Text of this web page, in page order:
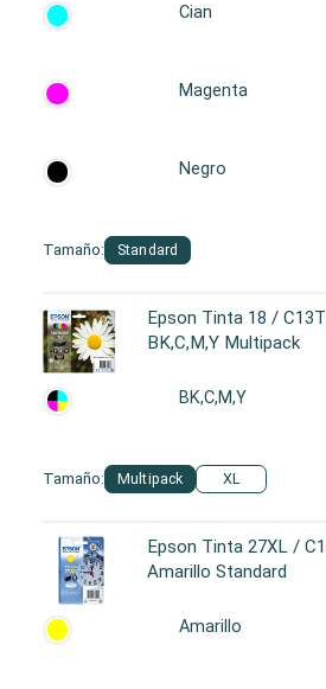
Tamaño: Standard
Cian
Magenta
Negro
Epson Tinta 18 /
BK,C,M,Y Multipack
Tamaño: Multipack XL
BK,C,M,Y
Epson Tinta 27XL /
Amarillo Standard
Amarillo